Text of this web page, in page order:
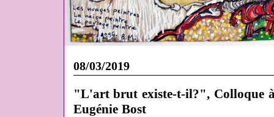
08/03/2019
"L'art brut existe-t-il?", Colloque
Eugénie Bost